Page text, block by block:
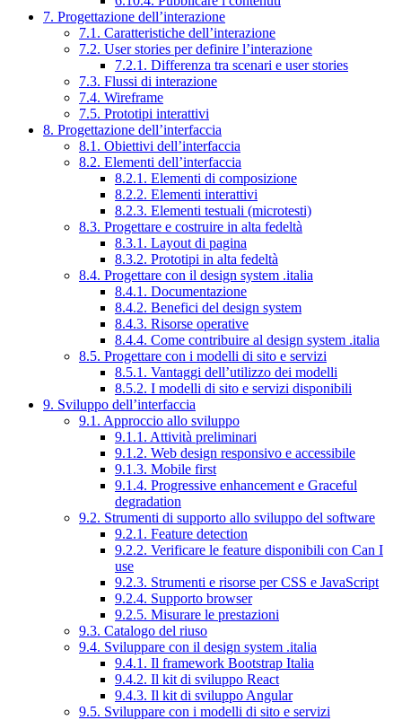
7. Progettazione dell’interazione
7.1. Caratteristiche dell’interazione
7.2. User stories per definire l’interazione
7.2.1. Differenza tra scenari e user stories
7.3. Flussi di interazione
7.4. Wireframe
7.5. Prototipi interattivi
8. Progettazione dell’interfaccia
8.1. Obiettivi dell’interfaccia
8.2. Elementi dell’interfaccia
8.2.1. Elementi di composizione
8.2.2. Elementi interattivi
8.2.3. Elementi testuali (microtesti)
8.3. Progettare e costruire in alta fedeltà
8.3.1. Layout di pagina
8.3.2. Prototipi in alta fedeltà
8.4. Progettare con il design system .italia
8.4.1. Documentazione
8.4.2. Benefici del design system
8.4.3. Risorse operative
8.4.4. Come contribuire al design system .italia
8.5. Progettare con i modelli di sito e servizi
8.5.1. Vantaggi dell’utilizzo dei modelli
8.5.2. I modelli di sito e servizi disponibili
9. Sviluppo dell’interfaccia
9.1. Approccio allo sviluppo
9.1.1. Attività preliminari
9.1.2. Web design responsivo e accessibile
9.1.3. Mobile first
9.1.4. Progressive enhancement e Graceful
degradation
9.2. Strumenti di supporto allo sviluppo del software
9.2.1. Feature detection
9.2.2. Verificare le feature disponibili con Can I
use
9.2.3. Strumenti e risorse per CSS e JavaScript
9.2.4. Supporto browser
9.2.5. Misurare le prestazioni
9.3. Catalogo del riuso
9.4. Sviluppare con il design system .italia
9.4.1. Il framework Bootstrap Italia
9.4.2. Il kit di sviluppo React
9.4.3. Il kit di sviluppo Angular
9.5. Sviluppare con i modelli di sito e servizi